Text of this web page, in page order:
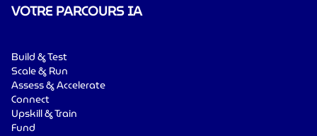
VOTRE PARCOURS IA
Build & Test
Scale & Run
Assess & Accelerate
Connect
Upskill & Train
Fund